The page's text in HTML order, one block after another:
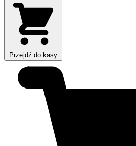
Przejdź do kasy